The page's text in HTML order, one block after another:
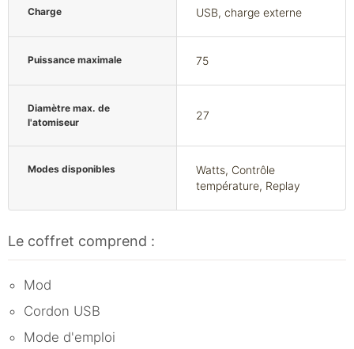
Charge USB, charge externe
Puissance maximale 75
Diamètre max. de
l'atomiseur
27
Modes disponibles
Watts, Contrôle
température, Replay
Le coffret comprend :
Mod
Cordon USB
Mode d'emploi